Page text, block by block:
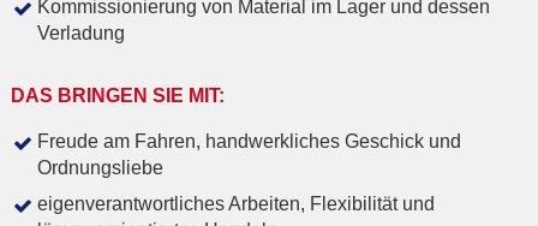
Kommissionierung von Material im Lager und dessen
Verladung
DAS BRINGEN SIE MIT:
Freude am Fahren, handwerkliches Geschick und
Ordnungsliebe
eigenverantwortliches Arbeiten, Flexibilität und